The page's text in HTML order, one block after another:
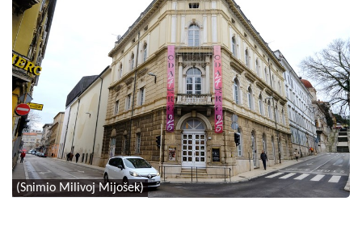
(Snimio Milivoj Mijošek)